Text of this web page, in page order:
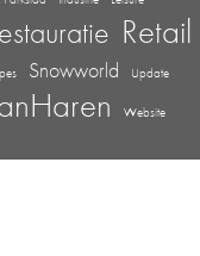
Retail
Snowworld Update
Website